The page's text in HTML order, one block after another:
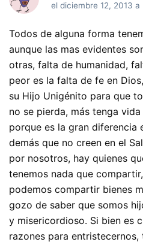
el diciembre 12, 2013
Todos de alguna forma
aunque las mas evidentes
otras, falta de humanidad,
peor es la falta de fe en
su Hijo Unigénito para que
no se pierda, más tenga
porque es la gran diferencia
demás que no creen en el
por nosotros, hay quienes
tenemos nada que
podemos compartir bienes
gozo de saber que somos
y misericordioso. Si bien es
razones para